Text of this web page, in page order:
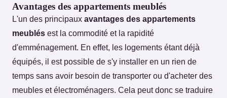
Avantages des appartements meublés
L'un des principaux avantages des appartements
meublés est la commodité et la rapidité
d'emménagement. En effet, les logements étant déjà
équipés, il est possible de s'y installer en un rien de
temps sans avoir besoin de transporter ou d'acheter des
meubles et électroménagers. Cela peut donc se traduire